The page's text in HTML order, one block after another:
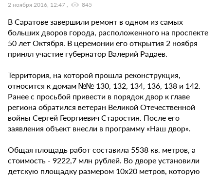
2 ноября 2016, 12:47 845
В Саратове завершили ремонт в одном из самых
больших дворов города, расположенного на проспекте
50 лет Октября. В церемонии его открытия 2 ноября
принял участие губернатор Валерий Радаев.
Территория, на которой прошла реконструкция,
относится к домам №№ 130, 132, 134, 136, 138 и 142.
Ранее с просьбой привести в порядок двор к главе
региона обратился ветеран Великой Отечественной
войны Сергей Георгиевич Старостин. После его
заявления объект внесли в программу «Наш двор».
Общая площадь работ составила 5538 кв. метров, а
стоимость - 9222,7 млн рублей. Во дворе установили
детскую площадку размером 10х20 метров, которую